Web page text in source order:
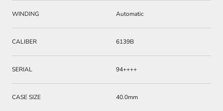
WINDING Automatic
CALIBER 6139B
SERIAL 94++++
CASE SIZE 40.0mm